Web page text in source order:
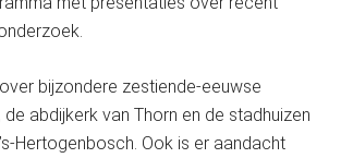
bijzondere zestiende-eeuwse
de abdijkerk van Thorn en de stadhuizen
Hertogenbosch. Ook is er aandacht